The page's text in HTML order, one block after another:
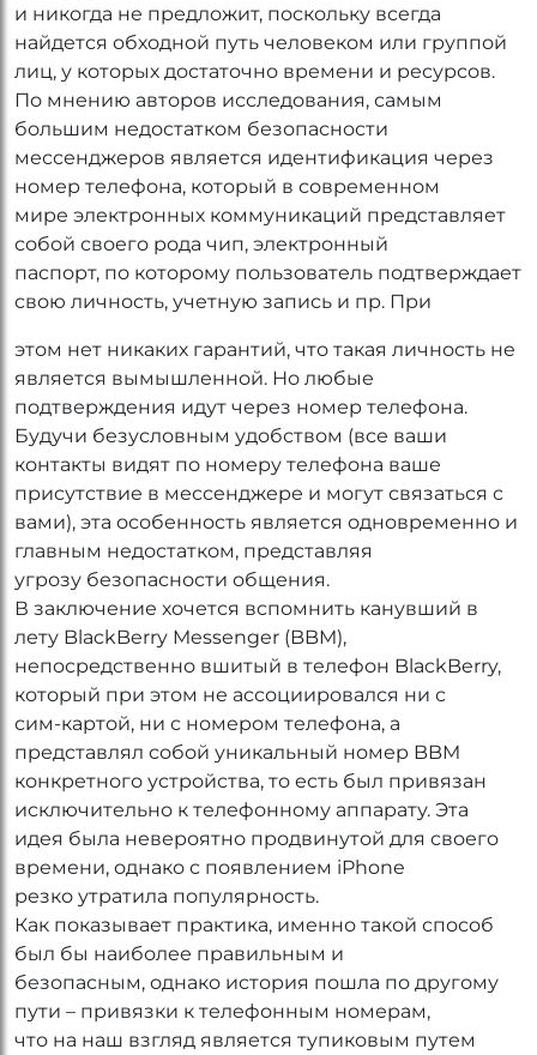
и никогда не предложит, поскольку всегда
найдется обходной путь человеком или группой
лиц, у которых достаточно времени и ресурсов.
По мнению авторов исследования, самым
большим недостатком безопасности
мессенджеров является идентификация через
номер телефона, который в современном
мире электронных коммуникаций представляет
собой своего рода чип, электронный
паспорт, по которому пользователь подтверждает
свою личность, учетную запись и пр. При
этом нет никаких гарантий, что такая личность не
является вымышленной. Но любые
подтверждения идут через номер телефона.
Будучи безусловным удобством (все ваши
контакты видят по номеру телефона ваше
присутствие в мессенджере и могут связаться с
вами), эта особенность является одновременно и
главным недостатком, представляя
угрозу безопасности общения.
В заключение хочется вспомнить канувший в
лету BlackBerry Messenger (BBM),
непосредственно вшитый в телефон BlackBerry,
который при этом не ассоциировался ни с
сим-картой, ни с номером телефона, а
представлял собой уникальный номер BBM
конкретного устройства, то есть был привязан
исключительно к телефонному аппарату. Эта
идея была невероятно продвинутой для своего
времени, однако с появлением iPhone
резко утратила популярность.
Как показывает практика, именно такой способ
был бы наиболее правильным и
безопасным, однако история пошла по другому
пути – привязки к телефонным номерам,
что на наш взгляд является тупиковым путем